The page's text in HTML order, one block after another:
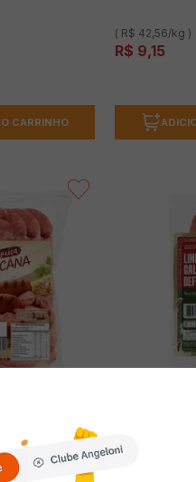
CARRINHO
( R$ 42,56/kg )
R$ 9,15